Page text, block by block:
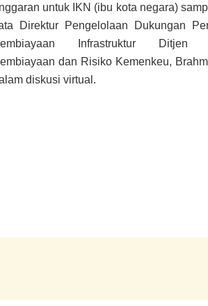
untuk IKN (ibu kota negara)
Direktur Pengelolaan Dukungan
Infrastruktur Ditjen
dan Risiko Kemenkeu,
diskusi virtual.